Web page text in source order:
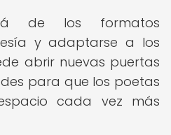
de los formatos
y adaptarse a los
abrir nuevas puertas
para que los poetas
cada vez más